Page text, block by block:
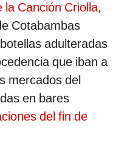
la Canción Criolla,
Cotabambas
adulteradas
que iban a
mercados del
en bares
del fin de